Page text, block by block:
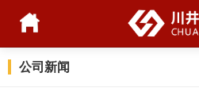
公司新闻